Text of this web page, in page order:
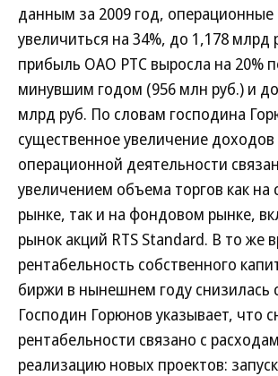
данным за 2009 год,
увеличиться на 34%, до 1,178 млрд
прибыль ОАО РТС выросла на 20%
минувшим годом (956 млн руб.) и
млрд руб. По словам господина
существенное увеличение доходов
операционной деятельности
увеличением объема торгов как на
рынке, так и на фондовом рынке,
рынок акций RTS Standard. В то же
рентабельность собственного
биржи в нынешнем году снизилась
Господин Горюнов указывает, что
рентабельности связано с
реализацию новых проектов: